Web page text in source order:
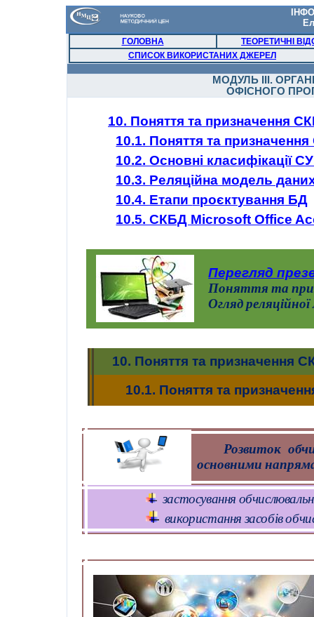
ГОЛОВНА
ТЕОРЕТИЧНІ
СПИСОК ВИКОРИСТАНИХ ДЖЕРЕЛ
МОДУЛЬ ІІІ .
ОФІСНОГО
10. Поняття та призначення
10.1. Поняття та
10.2. Основні класифікації
10.3. Реляційна модель
10.4. Етапи проєктування БД
10.5. СКБД Microsoft Office
Перегляд
Поняття та
Оглядреляційної
10. Поняття та призначення
10.1. Поняття та
Розвиток
основними
застосування
використання засобів